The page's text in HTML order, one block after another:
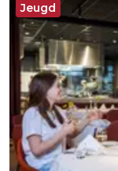
Jeugd